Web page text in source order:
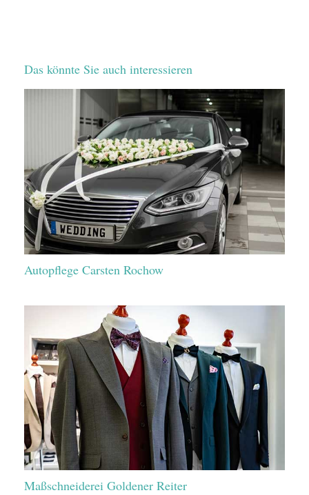
Das könnte Sie auch interessieren
Autopflege Carsten Rochow
Maßschneiderei Goldener Reiter